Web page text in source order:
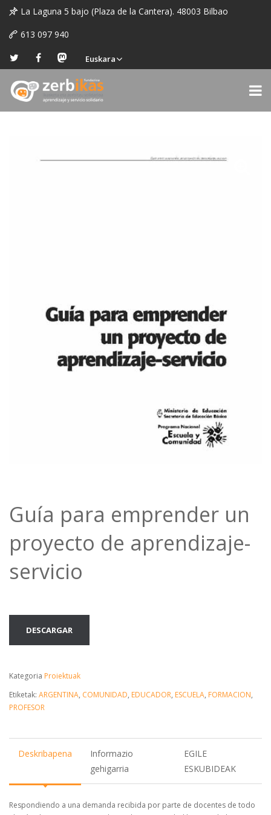
La Laguna 5 bajo (Plaza de la Cantera). 48003 Bilbao
613 097 940
Euskara
Guía para emprender un
proyecto de aprendizaje-
servicio
DESCARGAR
Kategoria Proiektuak
Etiketak: ARGENTINA, COMUNIDAD, EDUCADOR, ESCUELA, FORMACION,
PROFESOR
Deskribapena
Informazio
gehigarria
EGILE
ESKUBIDEAK
Respondiendo a una demanda recibida por parte de docentes de todo